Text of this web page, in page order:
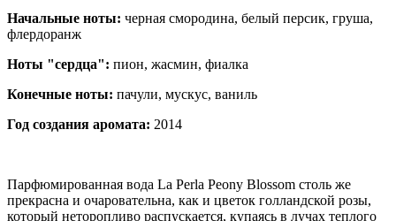
Начальные ноты: черная смородина, белый персик, груша,
флердоранж
Ноты "сердца": пион, жасмин, фиалка
Конечные ноты: пачули, мускус, ваниль
Год создания аромата: 2014
Парфюмированная вода La Perla Peony Blossom столь же
прекрасна и очаровательна, как и цветок голландской розы,
который неторопливо распускается, купаясь в лучах теплого